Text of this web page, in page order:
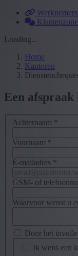
Klantenzone
Loading...
Home
Kantoren
Een afspraak
Achternaam *
Voornaam *
E-mailadres *
GSM- of
Waarvoor wenst u
Door het
Ik wens een